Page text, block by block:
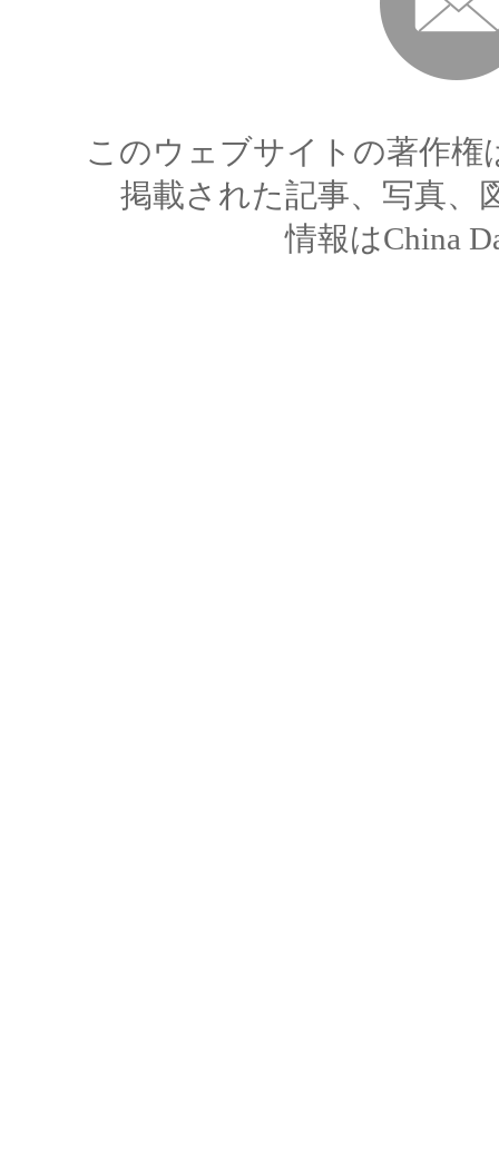
このウェブサイトの著作権
掲載された記事、写真、
情報はChina